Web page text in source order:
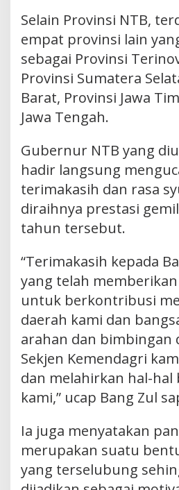
Selain Provinsi NTB,
empat provinsi lain
sebagai Provinsi
Provinsi Sumatera
Barat, Provinsi Jawa
Jawa Tengah.
Gubernur NTB yang
hadir langsung
terimakasih dan rasa
diraihnya prestasi
tahun tersebut.
“Terimakasih kepada
yang telah
untuk berkontribusi
daerah kami dan
arahan dan bimbingan
Sekjen Kemendagri
dan melahirkan hal-
kami,” ucap Bang Zul
Ia juga menyatakan
merupakan suatu
yang terselubung